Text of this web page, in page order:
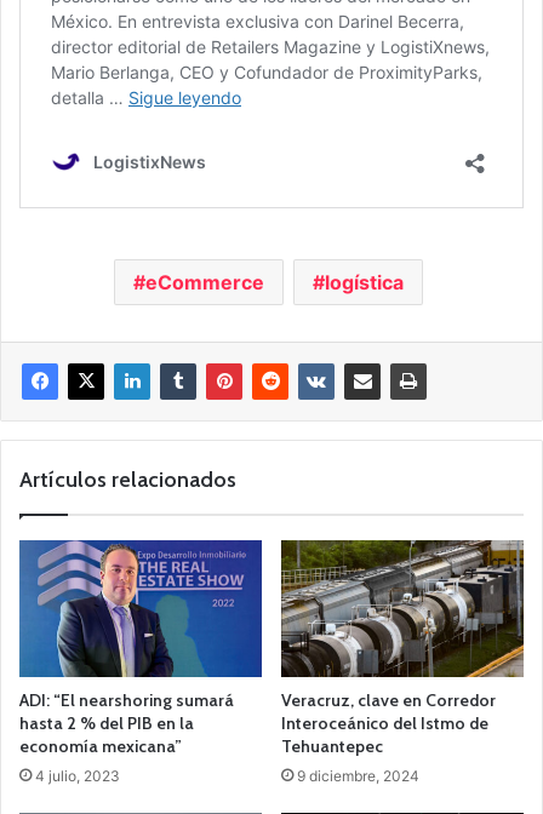
eCommerce logística
Artículos relacionados
ADI: “El nearshoring sumará
hasta 2 % del PIB en la
economía mexicana”
4 julio, 2023
Veracruz, clave en Corredor
Interoceánico del Istmo de
Tehuantepec
9 diciembre, 2024